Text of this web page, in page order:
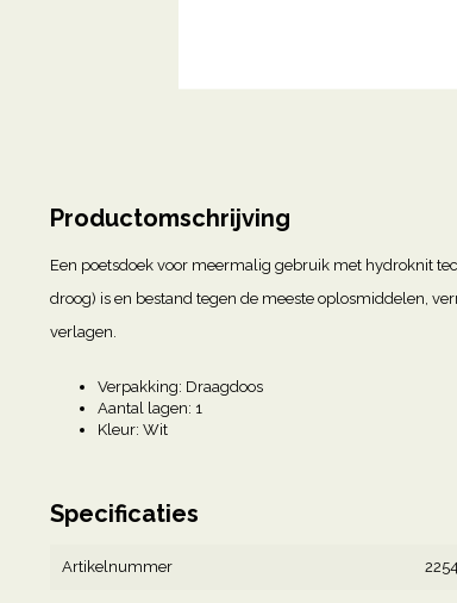
Productomschrijving
Een poetsdoek voor meermalig gebruik met hydroknit
droog) is en bestand tegen de meeste oplosmiddelen,
verlagen.
Verpakking: Draagdoos
Aantal lagen: 1
Kleur: Wit
Specificaties
Artikelnummer